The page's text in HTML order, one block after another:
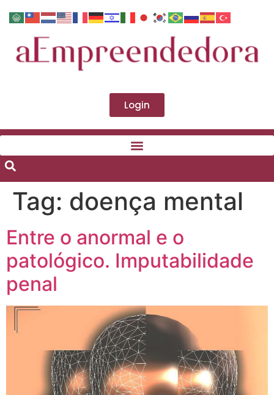
Login
Tag: doença mental
Entre o anormal e o
patológico. Imputabilidade
penal